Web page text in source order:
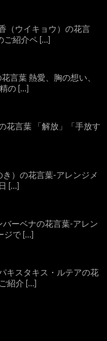
（ウイキョウ）の花言
ご紹介ペ […]
言葉 熱愛、胸の想い、
の […]
花言葉 「解放」「手放す
）の花言葉-アレンジメ
[…]
ーベナの花言葉-アレン
ジで […]
キスタキス・ルテアの花
紹介 […]